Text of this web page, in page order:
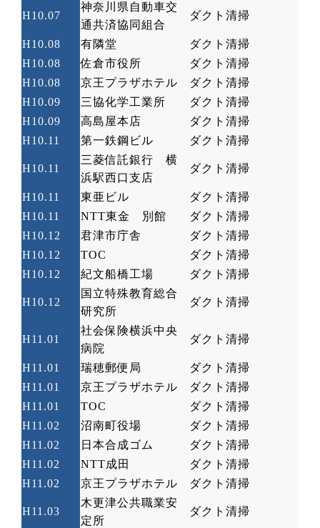
H10.07
神奈川県自動車交
通共済協同組合
ダクト清掃
H10.08 有隣堂
ダクト清掃
H10.08
佐倉市役所
ダクト清掃
H10.08
京王プラザホテル
ダクト清掃
H10.09
三協化学工業所
ダクト清掃
H10.09
高島屋本店
ダクト清掃
H10.11
第一鉄鋼ビル ダクト清掃
H10.11
三菱信託銀行 横
浜駅西口支店
ダクト清掃
H10.11 東亜ビル
ダクト清掃
H10.11
NTT東金 別館
ダクト清掃
H10.12
君津市庁舎
ダクト清掃
H10.12
TOC
ダクト清掃
H10.12
紀文船橋工場 ダクト清掃
H10.12
国立特殊教育総合
研究所
ダクト清掃
H11.01
社会保険横浜中央
病院
ダクト清掃
H11.01 瑞穂郵便局
ダクト清掃
H11.01
京王プラザホテル
ダクト清掃
H11.01
TOC
ダクト清掃
H11.02
沼南町役場
ダクト清掃
H11.02
日本合成ゴム
ダクト清掃
H11.02
NTT成田
ダクト清掃
H11.02
京王プラザホテル ダクト清掃
H11.03
木更津公共職業安
定所
ダクト清掃